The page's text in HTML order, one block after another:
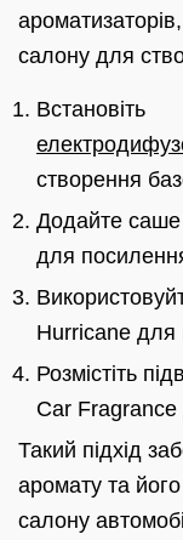
салону для
Встановіть
створення
Додайте
для
Hurricane для
Розмістіть
Car
Такий підхід
аромату та
салону